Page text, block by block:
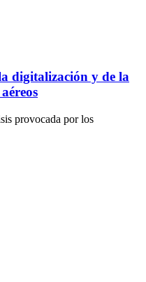
digitalización y de la
provocada por los